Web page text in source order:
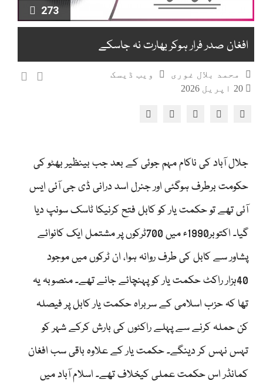
273
افغان صدر فرار ہوکر بھارت نہ جاسکے
محمد بلال غوری
ویب ڈیسک
جلال آباد کی ناکام مہم جوئی کے بعد جب بینظیر بھٹو کی
حکومت برطرف ہوگئی اور جنرل اسد درانی ڈی جی آئی ایس
آئی تھے تو حکمت یار کو کابل فتح کرنیکا ٹاسک سونپ دیا
گیا۔ اکتوبر1990ء میں 700ٹرکوں پر مشتمل ایک کانوائے
پشاور سے کابل کی طرف روانہ ہوا، ان ٹرکوں میں موجود
40ہزار راکٹ حکمت یار کو پہنچائے جانے تھے۔ منصوبہ یہ
تھا کہ حزب اسلامی کے سربراہ حکمت یار کابل پر فیصلہ
کن حملہ کرنے سے پہلے راکٹوں کی بارش کرکے شہر کو
تہس نہس کر دینگے۔ حکمت یار کے علاوہ باقی سب افغان
کمانڈر اس حکمت عملی کیخلاف تھے۔ اسلام آباد میں